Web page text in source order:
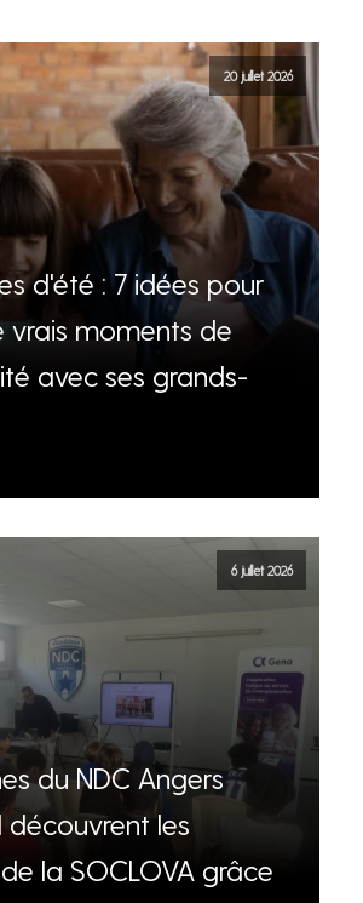
20 juillet 2026
d'été : 7 idées pour
vrais moments de
avec ses grands-
6 juillet 2026
du NDC Angers
découvrent les
la SOCLOVA grâce